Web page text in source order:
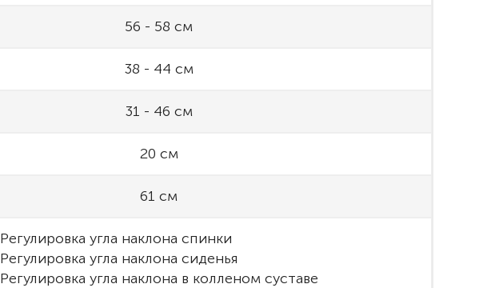
56 - 58 см
38 - 44 см
31 - 46 см
20 см
61 см
Регулировка угла наклона спинки
Регулировка угла наклона сиденья
Регулировка угла наклона в колленом суставе